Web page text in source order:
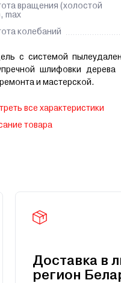
вращения (холостой
max
колебаний
с системой
шлифовки
и мастерской.
все характеристики
товара
Доставка в
регион